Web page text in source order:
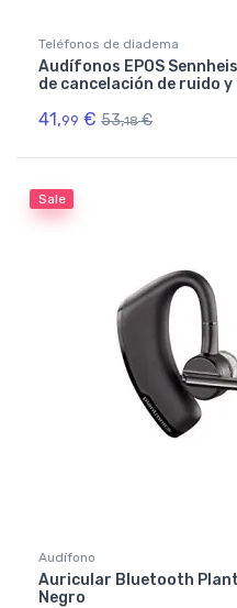
Teléfonos de diadema
Audífonos EPOS
de cancelación de ruido
41,99 € 53,18 €
Sale
Audífono
Auricular Bluetooth
Negro